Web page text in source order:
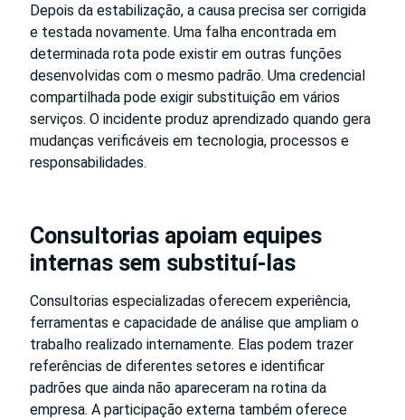
Depois da estabilização, a causa precisa ser corrigida
e testada novamente. Uma falha encontrada em
determinada rota pode existir em outras funções
desenvolvidas com o mesmo padrão. Uma credencial
compartilhada pode exigir substituição em vários
serviços. O incidente produz aprendizado quando gera
mudanças verificáveis em tecnologia, processos e
responsabilidades.
Consultorias apoiam equipes
internas sem substituí-las
Consultorias especializadas oferecem experiência,
ferramentas e capacidade de análise que ampliam o
trabalho realizado internamente. Elas podem trazer
referências de diferentes setores e identificar
padrões que ainda não apareceram na rotina da
empresa. A participação externa também oferece